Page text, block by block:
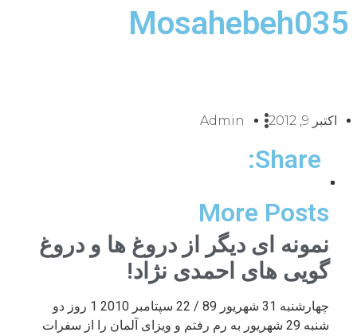
Mosahebeh035
اکتبر 9, 2012 Admin
Share:
More Posts
نمونه ای دیگر از دروغ ها و دروغ
گویی های احمدی نژاد!
چهارشنبه 31 شهریور 89 / 22 سپتامبر 2010 1 روز دو
شنبه 29 شهریور به رم رفتم و ویزای آلمان را از سفرات